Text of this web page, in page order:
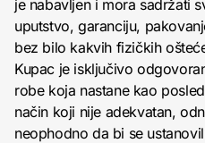
je nabavljen i mora sadržati
uputstvo, garanciju,
bez bilo kakvih fizičkih
Kupac je isključivo
robe koja nastane kao
način koji nije adekvatan,
neophodno da bi se